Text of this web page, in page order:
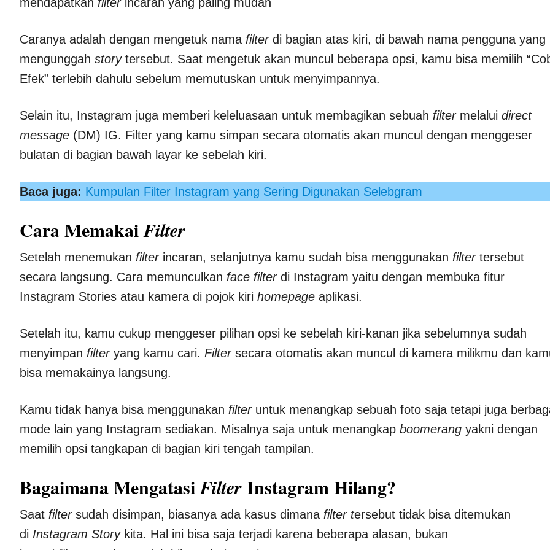
Caranya adalah dengan mengetuk nama filterdi bagian atas kiri, di bawah nama pengguna yang
mengunggah story tersebut. Saat mengetuk akan muncul beberapa opsi, kamu bisa memilih
Efek” terlebih dahulu sebelum memutuskan untuk menyimpannya.
Selain itu, Instagram juga memberi keleluasaan untuk membagikan sebuah filter melalui direct
message (DM) IG. Filter yang kamu simpan secara otomatis akan muncul dengan menggeser
bulatan di bagian bawah layar ke sebelah kiri.
Baca juga: Kumpulan Filter Instagram yang Sering Digunakan Selebgram
Cara MemakaiFilter
Setelah menemukan filter incaran, selanjutnya kamu sudah bisa menggunakan filter tersebut
secara langsung. Cara memunculkan face filterdi Instagram yaitu dengan membuka fitur
Instagram Stories atau kamera di pojok kiri homepage aplikasi.
Setelah itu, kamu cukup menggeser pilihan opsi ke sebelah kiri-kanan jika sebelumnya sudah
menyimpan filteryang kamu cari. Filter secara otomatis akan muncul di kamera milikmu dan
bisa memakainya langsung.
Kamu tidak hanya bisa menggunakan filter untuk menangkap sebuah foto saja tetapi juga
mode lain yang Instagram sediakan. Misalnya saja untuk menangkap boomerang yakni dengan
memilih opsi tangkapan di bagian kiri tengah tampilan.
Bagaimana MengatasiFilterInstagram Hilang?
Saat filtersudah disimpan, biasanya ada kasus dimana filter tersebut tidak bisa ditemukan
di Instagram Story kita. Hal ini bisa saja terjadi karena beberapa alasan, bukan